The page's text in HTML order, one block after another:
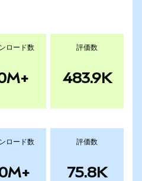
ロード数 評価数
483.9K
ロード数 評価数
75.8K